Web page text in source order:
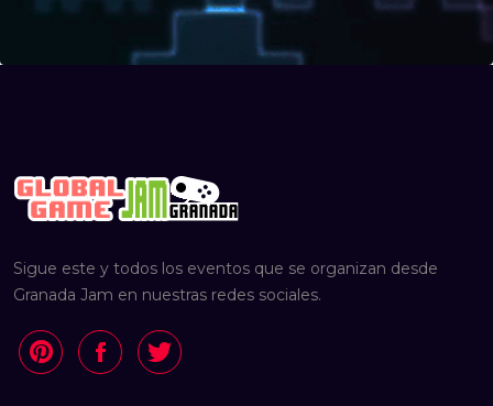
Sigue este y todos los eventos que se organizan desde
Granada Jam en nuestras redes sociales.